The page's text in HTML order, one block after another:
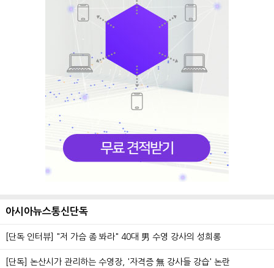
아시아뉴스통신단독
[단독 인터뷰] "저 가슴 좀 봐라" 40대 男 수영 강사의 성희롱
[단독] 논산시가 관리하는 수영장, '자격증 無 강사들 강습' 논란